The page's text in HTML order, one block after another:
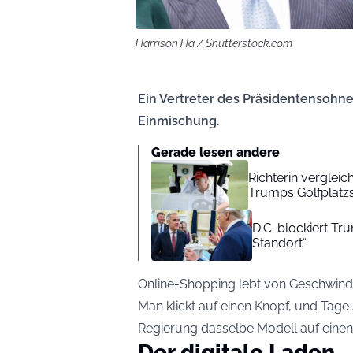
Harrison Ha / Shutterstock.com
Ein Vertreter des
Einmischung.
Gerade lesen andere
Richterin
Trumps
D.C. blockiert
Standort“
Online-Shopping lebt von
Man klickt auf einen Knopf, und
Regierung dasselbe Modell auf